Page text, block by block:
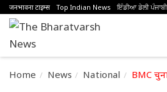
जनभावना टाइम्स Top Indian News ਇੰਡੀਆ ਡੇਲੀ ਪੰਜਾਬੀ
Home News National BMC